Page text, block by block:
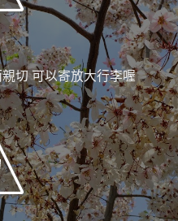
切 可以寄放大行李喔